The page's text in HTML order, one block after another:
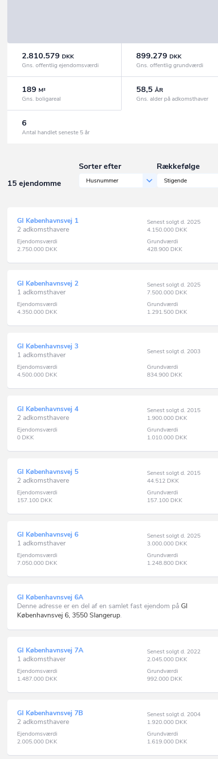
2.810.579 DKK
Gns. offentlig ejendomsværdi
899.279 DKK
Gns. offentlig grundværdi
189 M²
Gns. boligareal
58,5 ÅR
Gns. alder på adkomsthaver
6
Antal handlet seneste 5 år
15 ejendomme
Sorter efter
Husnummer
Rækkefølge
Stigende
Gl Københavnsvej 1
2 adkomsthavere
Senest solgt d. 2025
4.150.000 DKK
Ejendomsværdi
2.750.000 DKK
Grundværdi
428.900 DKK
Gl Københavnsvej 2
1 adkomsthaver
Senest solgt d. 2025
7.500.000 DKK
Ejendomsværdi
4.350.000 DKK
Grundværdi
1.291.500 DKK
Gl Københavnsvej 3
1 adkomsthaver
Senest solgt d. 2003
Ejendomsværdi
4.500.000 DKK
Grundværdi
834.900 DKK
Gl Københavnsvej 4
2 adkomsthavere
Senest solgt d. 2015
1.900.000 DKK
Ejendomsværdi
0 DKK
Grundværdi
1.010.000 DKK
Gl Københavnsvej 5
2 adkomsthavere
Senest solgt d. 2015
44.512 DKK
Ejendomsværdi
157.100 DKK
Grundværdi
157.100 DKK
Gl Københavnsvej 6
1 adkomsthaver
Senest solgt d. 2025
3.000.000 DKK
Ejendomsværdi
7.050.000 DKK
Grundværdi
1.248.800 DKK
Gl Københavnsvej 6A
Denne adresse er en del af en samlet fast ejendom på Gl
Københavnsvej 6, 3550 Slangerup.
Gl Københavnsvej 7A
1 adkomsthaver
Senest solgt d. 2022
2.045.000 DKK
Ejendomsværdi
1.487.000 DKK
Grundværdi
992.000 DKK
Gl Københavnsvej 7B
2 adkomsthavere
Senest solgt d. 2004
1.920.000 DKK
Ejendomsværdi
2.005.000 DKK
Grundværdi
1.619.000 DKK